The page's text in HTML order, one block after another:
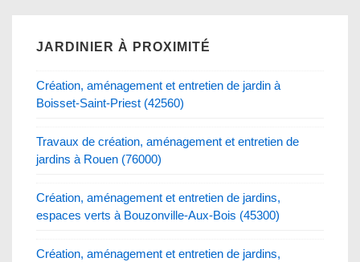
JARDINIER À PROXIMITÉ
Création, aménagement et entretien de jardin à
Boisset-Saint-Priest (42560)
Travaux de création, aménagement et entretien de
jardins à Rouen (76000)
Création, aménagement et entretien de jardins,
espaces verts à Bouzonville-Aux-Bois (45300)
Création, aménagement et entretien de jardins,